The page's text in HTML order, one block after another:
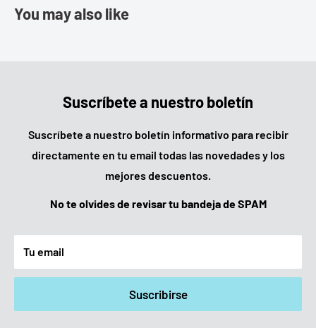
You may also like
Suscríbete a nuestro boletín
Suscríbete a nuestro boletín informativo para recibir
directamente en tu email todas las novedades y los
mejores descuentos.
No te olvides de revisar tu bandeja de SPAM
Tu email
Suscribirse